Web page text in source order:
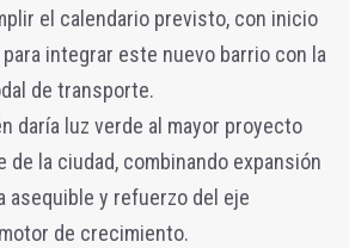
el calendario previsto, con inicio
integrar este nuevo barrio con la
de transporte.
daría luz verde al mayor proyecto
la ciudad, combinando expansión
asequible y refuerzo del eje
de crecimiento.